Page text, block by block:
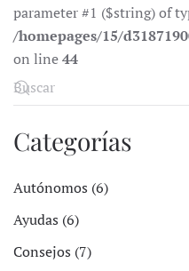
parameter #1 ($string) of
/homepages/15/
on line44
Categorías
Autónomos (6)
Ayudas (6)
Consejos (7)